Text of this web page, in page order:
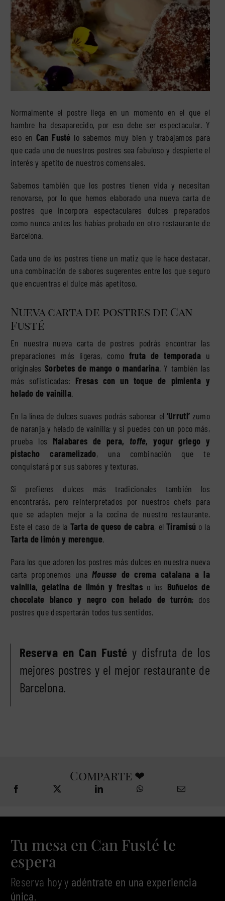
Normalmente el postre llega en un momento en el que el
hambre ha desaparecido, por eso debe ser espectacular. Y
eso en Can Fusté lo sabemos muy bien y trabajamos para
que cada uno de nuestros postres sea fabuloso y despierte el
interés y apetito de nuestros comensales.
Sabemos también que los postres tienen vida y necesitan
renovarse, por lo que hemos elaborado una nueva carta de
postres que incorpora espectaculares dulces preparados
como nunca antes los habías probado en otro restaurante de
Barcelona.
Cada uno de los postres tiene un matiz que le hace destacar,
una combinación de sabores sugerentes entre los que seguro
que encuentras el dulce más apetitoso.
Nueva carta de postres de Can
Fusté
En nuestra nueva carta de postres podrás encontrar las
preparaciones más ligeras, como fruta de temporadau
originalesSorbetes de mango o mandarina. Y también las
más sofisticadas: Fresas con un toque de pimienta y
helado de vainilla.
En la línea de dulces suaves podrás saborear el ‘Urruti’ zumo
de naranja y helado de vainilla; y si puedes con un poco más,
prueba los Malabares de pera, toffe, yogur griego y
pistacho caramelizado, una combinación que te
conquistará por sus sabores y texturas.
Si prefieres dulces más tradicionales también los
encontrarás, pero reinterpretados por nuestros chefs para
que se adapten mejor a la cocina de nuestro restaurante.
Este el caso de la Tarta de queso de cabra, elTiramisú o la
Tarta de limón y merengue.
Para los que adoren los postres más dulces en nuestra nueva
carta proponemos unaMousse de crema catalana a la
vainilla, gelatina de limón y fresitas o los Buñuelos de
chocolate blanco y negro con helado de turrón; dos
postres que despertarán todos tus sentidos.
Reserva en Can Fusté y disfruta de los
mejores postres y el mejor restaurante de
Barcelona.
Comparte ❤
Tu mesa en Can Fusté te
espera
Reserva hoy y adéntrate en una experiencia
única.